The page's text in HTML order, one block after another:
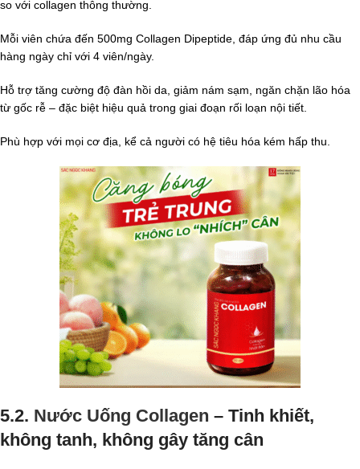
so với collagen thông thường.
Mỗi viên chứa đến 500mg Collagen Dipeptide, đáp ứng đủ nhu cầu
hàng ngày chỉ với 4 viên/ngày.
Hỗ trợ tăng cường độ đàn hồi da, giảm nám sạm, ngăn chặn lão hóa
từ gốc rễ – đặc biệt hiệu quả trong giai đoạn rối loạn nội tiết.
Phù hợp với mọi cơ địa, kể cả người có hệ tiêu hóa kém hấp thu.
5.2. Nước Uống Collagen – Tinh khiết,
không tanh, không gây tăng cân